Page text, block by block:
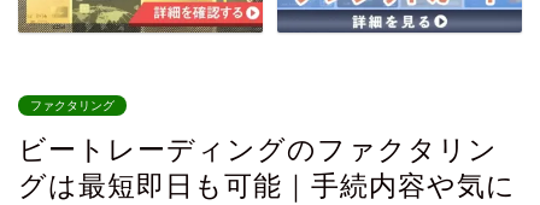
ファクタリング
ビートレーディングのファクタリン
グは最短即日も可能｜手続内容や気に